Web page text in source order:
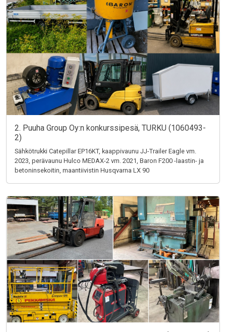
2. Puuha Group Oy:n konkurssipesä, TURKU (1060493-
2)
Sähkötrukki Catepillar EP16KT, kaappivaunu JJ-Trailer Eagle vm.
2023, perävaunu Hulco MEDAX-2 vm. 2021, Baron F200 -laastin- ja
betoninsekoitin, maantiivistin Husqvarna LX 90